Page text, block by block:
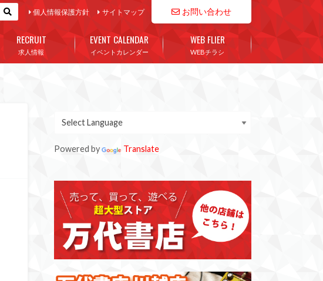
お問い合わせ
個人情報保護方針 サイトマップ
求人情報
RECRUIT
イベントカレンダー
EVENT CALENDAR
WEBチラシ
WEB FLIER
Powered by Translate